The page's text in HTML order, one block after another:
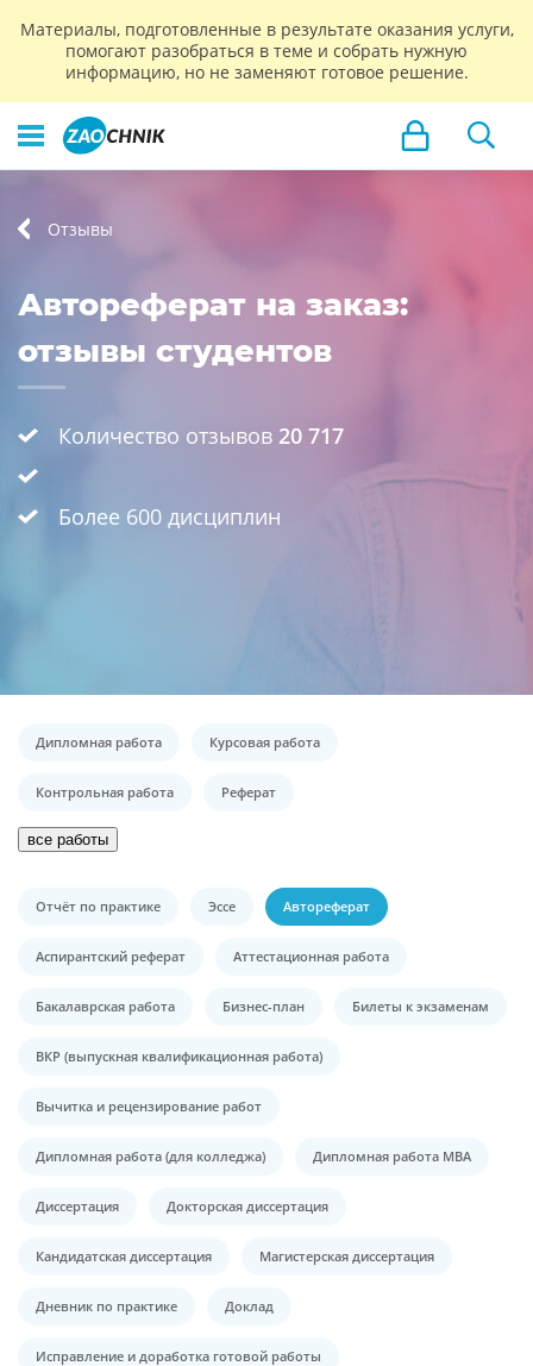
Материалы, подготовленные в результате оказания услуги,
помогают разобраться в теме и собрать нужную
информацию, но не заменяют готовое решение.
Отзывы
Автореферат на заказ:
отзывы студентов
Количество отзывов 20 717
Более 600 дисциплин
Дипломная работа Курсовая работа
Контрольная работа Реферат
все работы
Отчёт по практике Эссе Автореферат
Аспирантский реферат Аттестационная работа
Бакалаврская работа Бизнес-план Билеты к экзаменам
ВКР (выпускная квалификационная работа)
Вычитка и рецензирование работ
Дипломная работа (для колледжа) Дипломная работа МВА
Диссертация Докторская диссертация
Кандидатская диссертация Магистерская диссертация
Дневник по практике Доклад
Исправление и доработка готовой работы